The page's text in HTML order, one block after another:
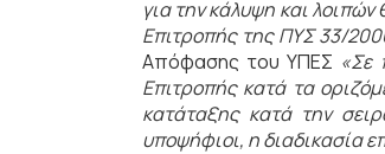
για την κάλυψη και
Επιτροπής της ΠΥΣ 33/
Απόφασης του ΥΠΕΣ «Σε
Επιτροπής κατά τα
κατάταξης κατά την
υποψήφιοι, η διαδικασία